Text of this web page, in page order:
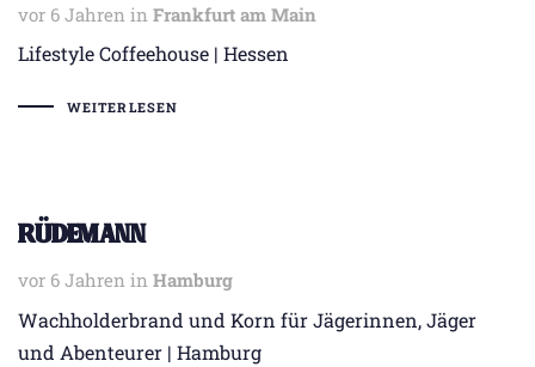
vor 6 Jahren in
Tags Frankfurt am Main
Lifestyle Coffeehouse | Hessen
WEITERLESEN
Rüdemann
vor 6 Jahren in
Tags Hamburg
Wachholderbrand und Korn für Jägerinnen, Jäger
und Abenteurer | Hamburg